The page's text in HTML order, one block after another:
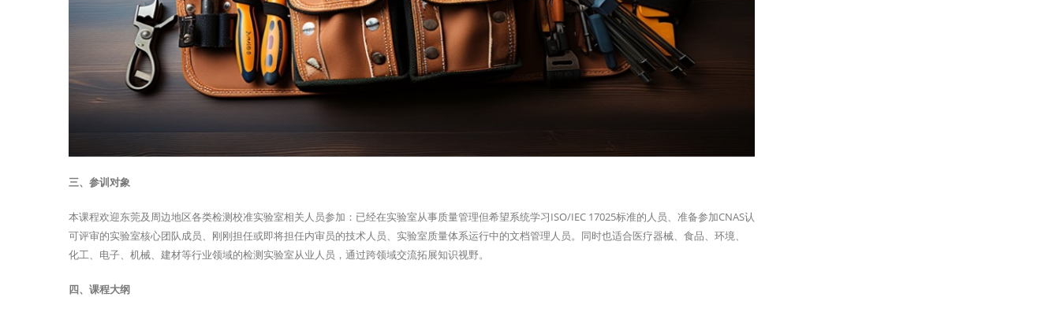
三、参训对象
本课程欢迎东莞及周边地区各类检测校准实验室相关人员参加：已经在实验室从事质量管理但希望系统学习ISO/IEC 17025标准的人员、准备参加CNAS认
可评审的实验室核心团队成员、刚刚担任或即将担任内审员的技术人员、实验室质量体系运行中的文档管理人员。同时也适合医疗器械、食品、环境、
化工、电子、机械、建材等行业领域的检测实验室从业人员，通过跨领域交流拓展知识视野。
四、课程大纲